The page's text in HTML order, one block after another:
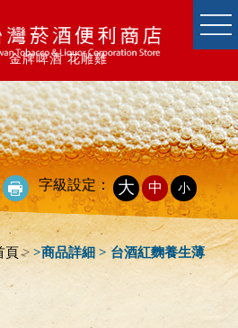
金牌啤酒 花雕雞
字級設定： 大 中 小
頁>>商品詳細 > 台酒紅麴養生薄